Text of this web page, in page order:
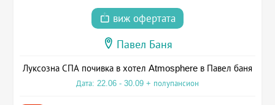
виж офертата
Павел Баня
Луксозна СПА почивка в хотел Atmosphere в Павел баня
Дата: 22.06 - 30.09 + полупансион